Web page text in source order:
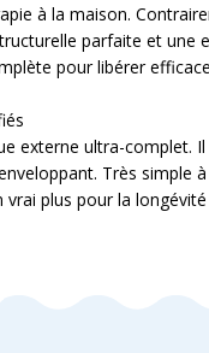
à la maison.
parfaite et
pour libérer
externe ultra-
Très
plus pour la